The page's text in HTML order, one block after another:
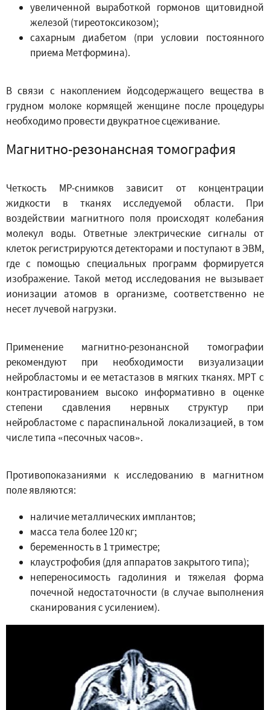
увеличенной выработкой гормонов щитовидной
железой (тиреотоксикозом);
сахарным диабетом (при условии постоянного
приема Метформина).
В связи с накоплением йодсодержащего вещества в
грудном молоке кормящей женщине после процедуры
необходимо провести двукратное сцеживание.
Магнитно-резонансная томография
Четкость МР-снимков зависит от концентрации
жидкости в тканях исследуемой области. При
воздействии магнитного поля происходят колебания
молекул воды. Ответные электрические сигналы от
клеток регистрируются детекторами и поступают в ЭВМ,
где с помощью специальных программ формируется
изображение. Такой метод исследования не вызывает
ионизации атомов в организме, соответственно не
несет лучевой нагрузки.
Применение магнитно-резонансной томографии
рекомендуют при необходимости визуализации
нейробластомы и ее метастазов в мягких тканях. МРТ с
контрастированием высоко информативно в оценке
степени сдавления нервных структур при
нейробластоме с параспинальной локализацией, в том
числе типа «песочных часов».
Противопоказаниями к исследованию в магнитном
поле являются:
наличие металлических имплантов;
масса тела более 120 кг;
беременность в 1 триместре;
клаустрофобия (для аппаратов закрытого типа);
непереносимость гадолиния и тяжелая форма
почечной недостаточности (в случае выполнения
сканирования с усилением).